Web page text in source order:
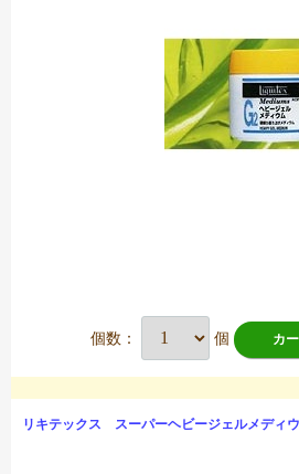
個数： 個 カ
リキテックス スーパーヘビージェルメディ